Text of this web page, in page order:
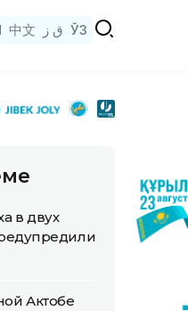
中文 ق ز ЎЗ
в двух
Актобе